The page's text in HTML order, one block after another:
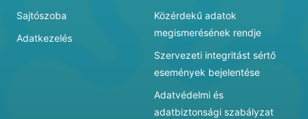
Sajtószoba
Adatkezelés
Közérdekű adatok
megismerésének rendje
Szervezeti integritást sértő
események bejelentése
Adatvédelmi és
adatbiztonsági szabályzat